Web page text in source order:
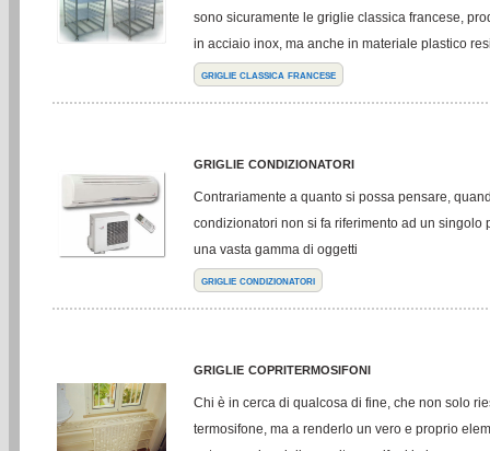
sono sicuramente le griglie classica francese,
in acciaio inox, ma anche in materiale plastico
griglie classica francese
griglie condizionatori
Contrariamente a quanto si possa pensare,
condizionatori non si fa riferimento ad un singolo
una vasta gamma di oggetti
griglie condizionatori
griglie copritermosifoni
Chi è in cerca di qualcosa di fine, che non solo
termosifone, ma a renderlo un vero e proprio